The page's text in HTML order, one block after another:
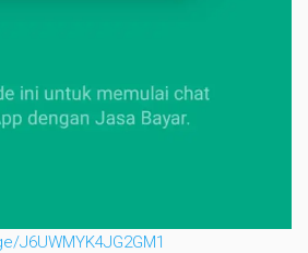
J6UWMYK4JG2GM1